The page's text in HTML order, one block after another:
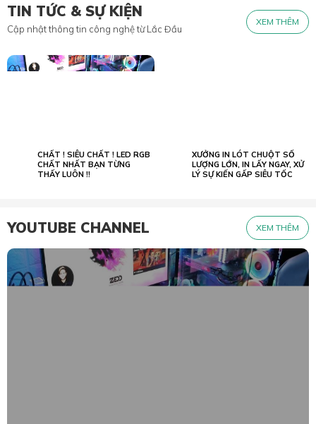
TIN TỨC & SỰ KIỆN
Cập nhật thông tin công nghệ từ Lắc Đầu
XEM THÊM
CHẤT ! SIÊU CHẤT ! LED RGB
CHẤT NHẤT BẠN TỪNG
THẤY LUÔN !!
XƯỞNG IN LÓT CHUỘT SỐ
LƯỢNG LỚN, IN LẤY NGAY, XỬ
LÝ SỰ KIẾN GẤP SIÊU TỐC
YOUTUBE CHANNEL XEM THÊM